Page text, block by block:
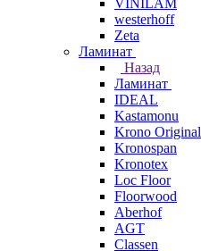
VINILAM
westerhoff
Zeta
Ламинат
Назад
Ламинат
IDEAL
Kastamonu
Krono Original
Kronospan
Kronotex
Loc Floor
Floorwood
Aberhof
AGT
Classen